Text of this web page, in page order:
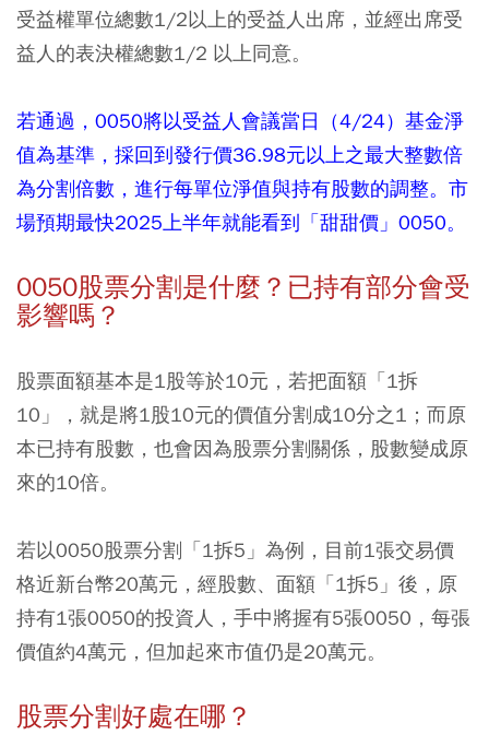
受益權單位總數1/2以上的受益人出席，並經出席受
益人的表決權總數1/2 以上同意。
若通過，0050將以受益人會議當日（4/24）基金淨
值為基準，採回到發行價36.98元以上之最大整數倍
為分割倍數，進行每單位淨值與持有股數的調整。市
場預期最快2025上半年就能看到「甜甜價」0050。
0050股票分割是什麼？已持有部分會受
影響嗎？
股票面額基本是1股等於10元，若把面額「1拆
10」，就是將1股10元的價值分割成10分之1；而原
本已持有股數，也會因為股票分割關係，股數變成原
來的10倍。
若以0050股票分割「1拆5」為例，目前1張交易價
格近新台幣20萬元，經股數、面額「1拆5」後，原
持有1張0050的投資人，手中將握有5張0050，每張
價值約4萬元，但加起來市值仍是20萬元。
股票分割好處在哪？